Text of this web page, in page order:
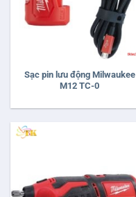
Sạc pin lưu động Milwaukee
M12 TC-0